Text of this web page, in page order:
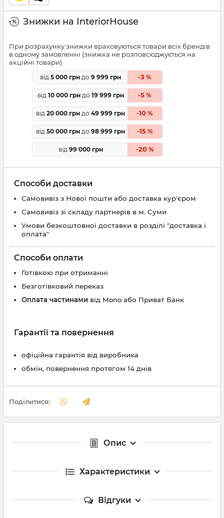
Знижки на InteriorHouse
При розрахунку знижки враховуються товари всіх брендів
в одному замовленні (знижка не розповсюджується на
акційні товари)
від 5 000 грн до 9 999 грн -3 %
від 10 000 грндо 19 999 грн -5 %
від 20 000 грн до 49 999 грн -10 %
від 50 000 грн до 98 999 грн -15%
від 99 000 грн -20%
Способи доставки
Самовивіз з Нової пошти або доставка кур'єром
Самовивіз зі складу партнерів в м. Суми
Умови безкоштовної доставки в розділі "доставка і
оплата"
Способи оплати
Готівкою при отриманні
Безготівковий переказ
Оплата частинами від Mono або Приват Банк
Гарантії та повернення
офіційна гарантія від виробника
обмін, повернення протягом 14 днів
Поділитися:
Опис
Характеристики
Відгуки